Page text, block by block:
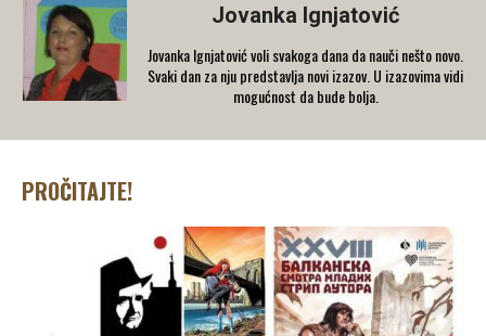
Jovanka Ignjatović
Jovanka Ignjatović voli svakoga dana da nauči nešto novo.
Svaki dan za nju predstavlja novi izazov. U izazovima vidi
mogućnost da bude bolja.
PROČITAJTE!